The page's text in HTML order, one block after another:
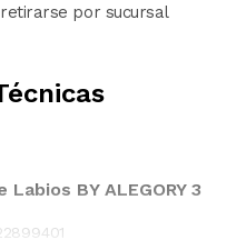
por sucursal
BY ALEGORY 3